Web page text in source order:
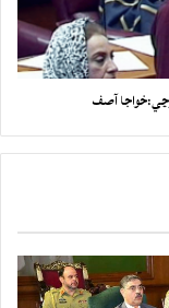
وڃي:خواجا آصف